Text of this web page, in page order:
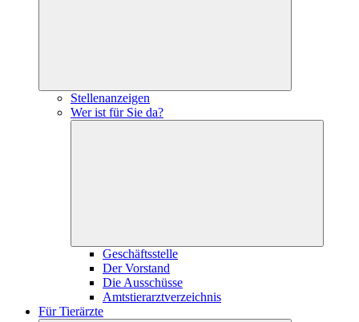
Stellenanzeigen
Wer ist für Sie da?
Geschäftsstelle
Der Vorstand
Die Ausschüsse
Amtstierarztverzeichnis
Für Tierärzte